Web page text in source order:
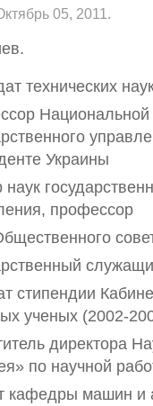
05, 2011.
технических
Национальной
Украины
наук
профессор
стипендии
ученых (2002-
директора
по научной
кафедры машин и